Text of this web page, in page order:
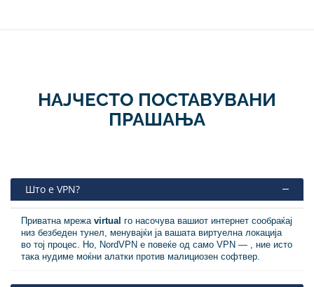
НАЈЧЕСТО ПОСТАВУВАНИ
ПРАШАЊА
Што е VPN?
Приватна мрежа virtual го насочува вашиот интернет сообраќај
низ безбеден тунел, менувајќи ја вашата виртуелна локација
во тој процес. Но, NordVPN е повеќе од само VPN — , ние исто
така нудиме моќни алатки против малициозен софтвер.